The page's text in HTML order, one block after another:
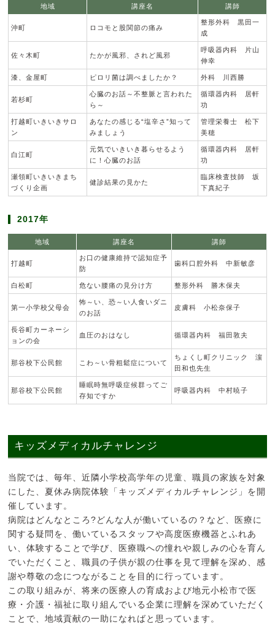
地域 講座名 講師
沖町 ロコモと股関節の痛み
整形外科 黒田一
成
佐々木町 たかが風邪、されど風邪
呼吸器内科 片山
伸幸
漆、金屋町 ピロリ菌は調べましたか？ 外科 川西勝
若杉町
心臓のお話～不整脈と言われた
ら～
循環器内科 居軒
功
打越町いきいきサロ
ン
あなたの感じる“塩辛さ”知って
みましょう
管理栄養士 松下
美穂
白江町
元気でいきいき暮らせるよう
に！心臓のお話
循環器内科 居軒
功
瀬領町いきいきまち
づくり企画
健診結果の見かた
臨床検査技師 坂
下真紀子
2017年
地域 講座名 講師
打越町
お口の健康維持で認知症予
防
歯科口腔外科 中新敏彦
白松町 危ない腰痛の見分け方 整形外科 勝木保夫
第一小学校父母会
怖～い、恐～い人食いダニ
のお話
皮膚科 小松奈保子
長谷町カーネーシ
ョンの会
血圧のおはなし 循環器内科 福田敦夫
那谷校下公民館 こわ～い骨粗鬆症について
ちょくし町クリニック 濵
田和也先生
那谷校下公民館
睡眠時無呼吸症候群ってご
存知ですか
呼吸器内科 中村暁子
キッズメディカルチャレンジ
当院では、毎年、近隣小学校高学年の児童、職員の家族を対象
にした、夏休み病院体験「キッズメディカルチャレンジ」を開
催しています。
病院はどんなところ?どんな人が働いているの？など、医療に
関する疑問を、働いているスタッフや高度医療機器とふれあ
い、体験することで学び、医療職への憧れや親しみの心を育ん
でいただくこと、職員の子供が親の仕事を見て理解を深め、感
謝や尊敬の念につながることを目的に行っています。
この取り組みが、将来の医療人の育成および地元小松市で医
療・介護・福祉に取り組んでいる企業に理解を深めていただく
ことで、地域貢献の一助になればと思っています。